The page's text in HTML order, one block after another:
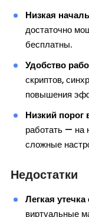
Низкая
достаточно
бесплатны.
Удобство
скриптов,
повышения
Низкий порог
работать — на
сложные
Недостатки
Легкая
виртуальные